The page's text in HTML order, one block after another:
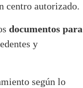
centro autorizado.
documentos para
y
según lo